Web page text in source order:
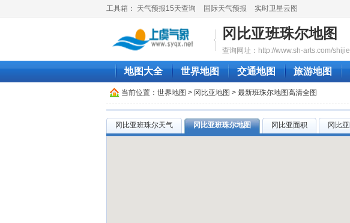
工具箱： 天气预报15天查询 国际天气预报 实时卫星云图
冈比亚班珠尔地图
查询网址：http://www.sh-arts.com/
地图大全 世界地图 交通地图 旅游地图
当前位置： 世界地图 > 冈比亚地图 > 最新班珠尔地图高清全图
冈比亚班珠尔天气 冈比亚班珠尔地图 冈比亚面积 冈比